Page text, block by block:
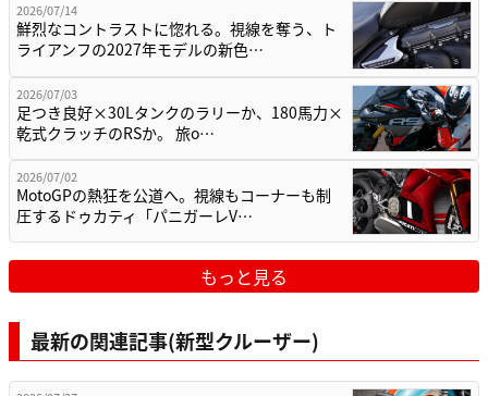
2026/07/14
鮮烈なコントラストに惚れる。視線を奪う、ト
ライアンフの2027年モデルの新色…
2026/07/03
足つき良好×30Lタンクのラリーか、180馬力×
乾式クラッチのRSか。 旅o…
2026/07/02
MotoGPの熱狂を公道へ。視線もコーナーも制
圧するドゥカティ「パニガーレV…
もっと見る
最新の関連記事(新型クルーザー)